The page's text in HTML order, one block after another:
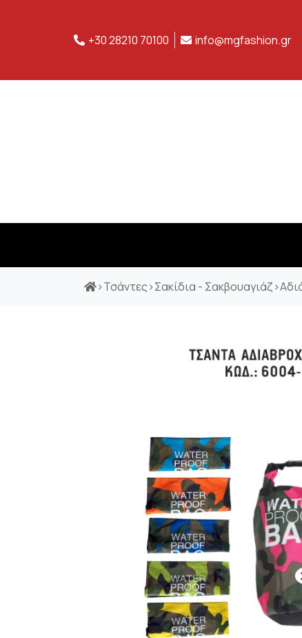
+30 28210 70100 info@mgfashion.gr
>Τσάντες>Σακίδια - Σακβουαγιάζ>